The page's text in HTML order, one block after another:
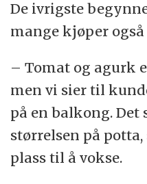
De ivrigste
mange kjøper
– Tomat og agurk
men vi sier til
på en balkong. Det
størrelsen på
plass til å vokse.